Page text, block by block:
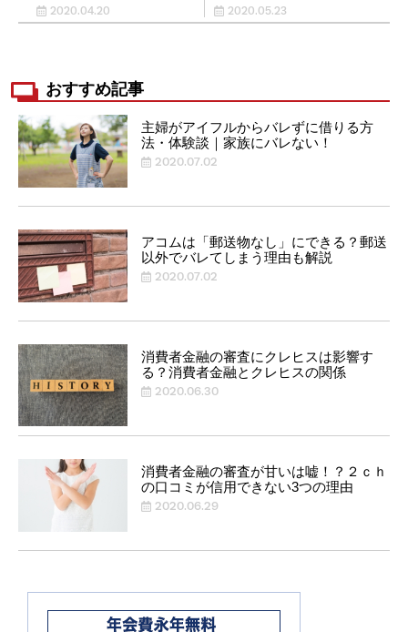
2020.04.20 2020.05.23
おすすめ記事
主婦がアイフルからバレずに借りる方
法・体験談｜家族にバレない！
2020.07.02
アコムは「郵送物なし」にできる？郵送
以外でバレてしまう理由も解説
2020.07.02
消費者金融の審査にクレヒスは影響す
る？消費者金融とクレヒスの関係
2020.06.30
消費者金融の審査が甘いは嘘！？２ｃｈ
の口コミが信用できない3つの理由
2020.06.29